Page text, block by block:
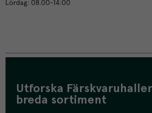
Lördag: 08.00-14:00
Utforska
breda sortiment